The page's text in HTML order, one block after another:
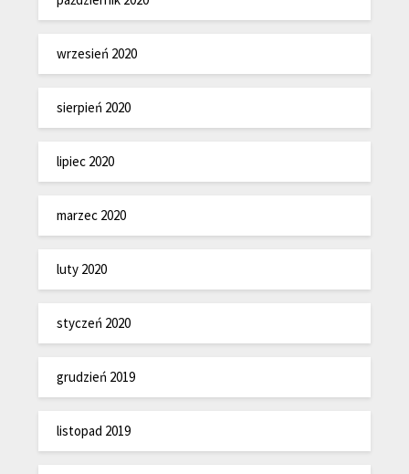
wrzesień 2020
sierpień 2020
lipiec 2020
marzec 2020
luty 2020
styczeń 2020
grudzień 2019
listopad 2019